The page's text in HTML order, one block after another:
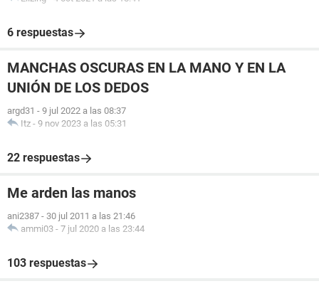
6 respuestas
MANCHAS OSCURAS EN LA MANO Y EN LA
UNIÓN DE LOS DEDOS
argd31 - 9 jul 2022 a las 08:37
Itz - 9 nov 2023 a las 05:31
22 respuestas
Me arden las manos
ani2387 - 30 jul 2011 a las 21:46
ammi03 - 7 jul 2020 a las 23:44
103 respuestas